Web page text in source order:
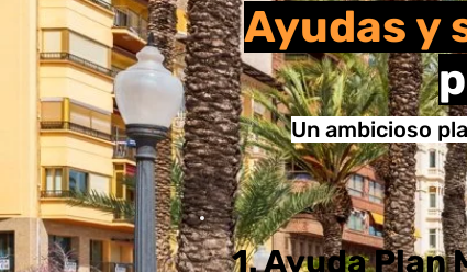
Ayudas y
Un ambicioso
1. Ayuda Plan